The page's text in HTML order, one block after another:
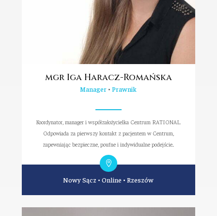
mgr Iga Haracz-Romańska
Manager •Prawnik
Koordynator, manager i współzałożycielka Centrum RATIONAL.
Odpowiada za pierwszy kontakt z pacjentem w Centrum,
zapewniając bezpieczne, poufne i indywidualne podejście...
Nowy Sącz •Online •Rzeszów